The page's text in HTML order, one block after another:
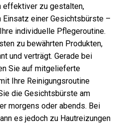
effektiver zu gestalten,
einer Gesichtsbürste –
individuelle Pflegeroutine.
zu bewährten Produkten,
und verträgt. Gerade bei
Sie auf mitgelieferte
Ihre Reinigungsroutine
die Gesichtsbürste am
morgens oder abends. Bei
es jedoch zu Hautreizungen